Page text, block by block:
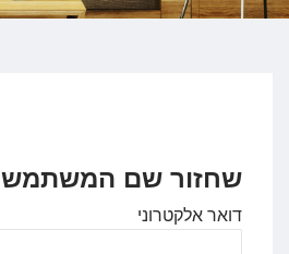
שחזור שם המשתמש
דואר אלקטרוני